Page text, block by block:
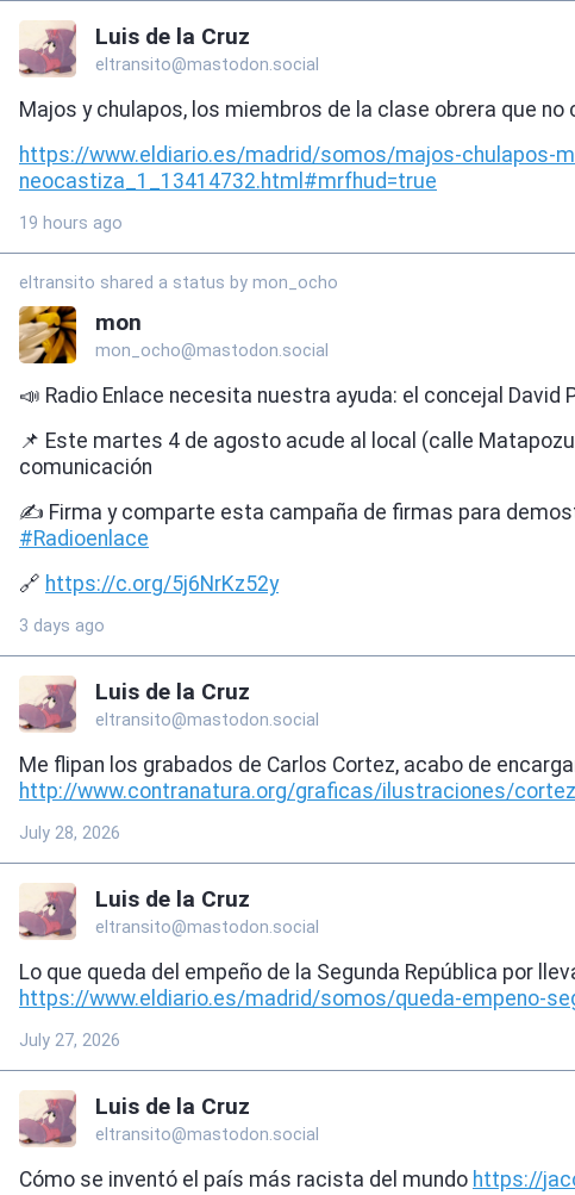
Luis de la Cruz
eltransito@mastodon.social
Majos y chulapos, los miembros de la clase obrera que
https://www.eldiario.es/madrid/somos/majos-chulapos-
neocastiza_1_13414732.html#mrfhud=true
19 hours ago
eltransito shared a status by mon_ocho
mon
mon_ocho@mastodon.social
📣 Radio Enlace necesita nuestra ayuda: el concejal
📌 Este martes 4 de agosto acude al local (calle
comunicación
✍️ Firma y comparte esta campaña de firmas para
#Radioenlace
🔗 https://c.org/5j6NrKz52y
3 days ago
Luis de la Cruz
eltransito@mastodon.social
Me flipan los grabados de Carlos Cortez, acabo de
http://www.contranatura.org/graficas/ilustraciones/
July 28, 2026
Luis de la Cruz
eltransito@mastodon.social
Lo que queda del empeño de la Segunda República por
https://www.eldiario.es/madrid/somos/queda-empeno-
July 27, 2026
Luis de la Cruz
eltransito@mastodon.social
Cómo se inventó el país más racista del mundo https://